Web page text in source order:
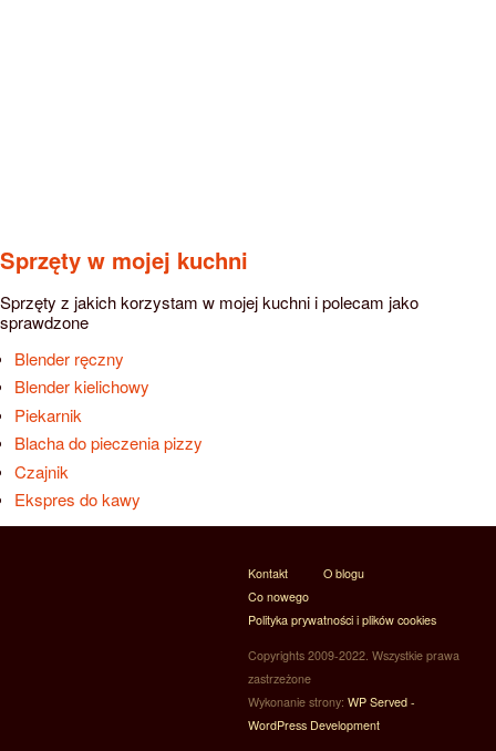
Sprzęty w mojej kuchni
Sprzęty z jakich korzystam w mojej kuchni i polecam jako
sprawdzone
Blender ręczny
Blender kielichowy
Piekarnik
Blacha do pieczenia pizzy
Czajnik
Ekspres do kawy
Kontakt
O blogu
Co nowego
Polityka prywatności i plików cookies
Copyrights 2009-2022. Wszystkie prawa
zastrzeżone
Wykonanie strony: WP Served -
WordPress Development